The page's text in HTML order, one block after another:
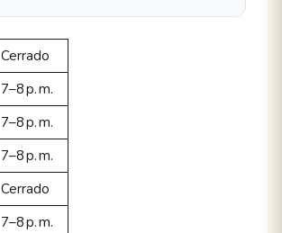
Cerrado
7–8 p. m.
7–8 p. m.
7–8 p. m.
Cerrado
7–8 p. m.